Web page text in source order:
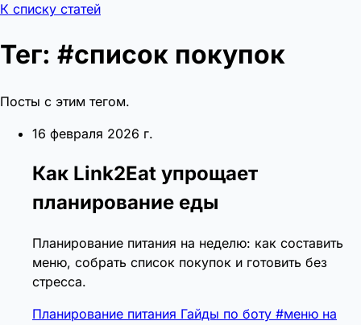
К списку статей
Тег: #список покупок
Посты с этим тегом.
16 февраля 2026 г.
Как Link2Eat упрощает
планирование еды
Планирование питания на неделю: как составить
меню, собрать список покупок и готовить без
стресса.
Планирование питания Гайды по боту #меню на